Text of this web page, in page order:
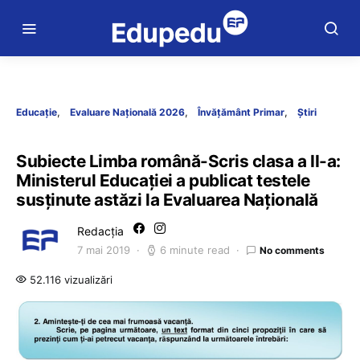
Educație Evaluare Națională 2026 Învățământ Primar Știri
Subiecte Limba română-Scris clasa a II-a:
Ministerul Educației a publicat testele
susținute astăzi la Evaluarea Națională
Redacția
7 mai 2019 6 minute read No comments
52.116 vizualizări